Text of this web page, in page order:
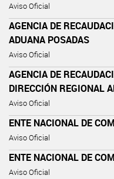
Aviso Oficial
AGENCIA DE
ADUANA POSADAS
Aviso Oficial
AGENCIA DE
DIRECCIÓN REGIONAL
Aviso Oficial
ENTE NACIONAL DE
Aviso Oficial
ENTE NACIONAL DE
Aviso Oficial